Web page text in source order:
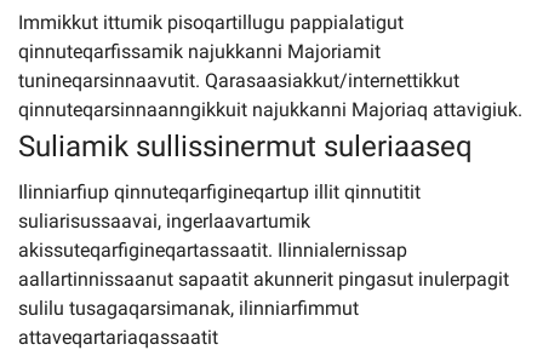
Immikkut ittumik pisoqartillugu pappialatigut
qinnuteqarfissamik najukkanni Majoriamit
tunineqarsinnaavutit. Qarasaasiakkut/internettikkut
qinnuteqarsinnaanngikkuit najukkanni Majoriaq attavigiuk.
Suliamik sullissinermut suleriaaseq
Ilinniarfiup qinnuteqarfigineqartup illit qinnutitit
suliarisussaavai, ingerlaavartumik
akissuteqarfigineqartassaatit. Ilinnialernissap
aallartinnissaanut sapaatit akunnerit pingasut inulerpagit
sulilu tusagaqarsimanak, ilinniarfimmut
attaveqartariaqassaatit